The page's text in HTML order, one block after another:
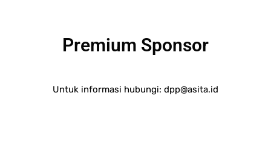
Premium Sponsor
Untuk informasi hubungi: dpp@asita.id